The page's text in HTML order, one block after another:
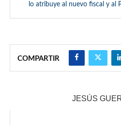
lo atribuye al nuevo fiscal y al
COMPARTIR
JESÚS